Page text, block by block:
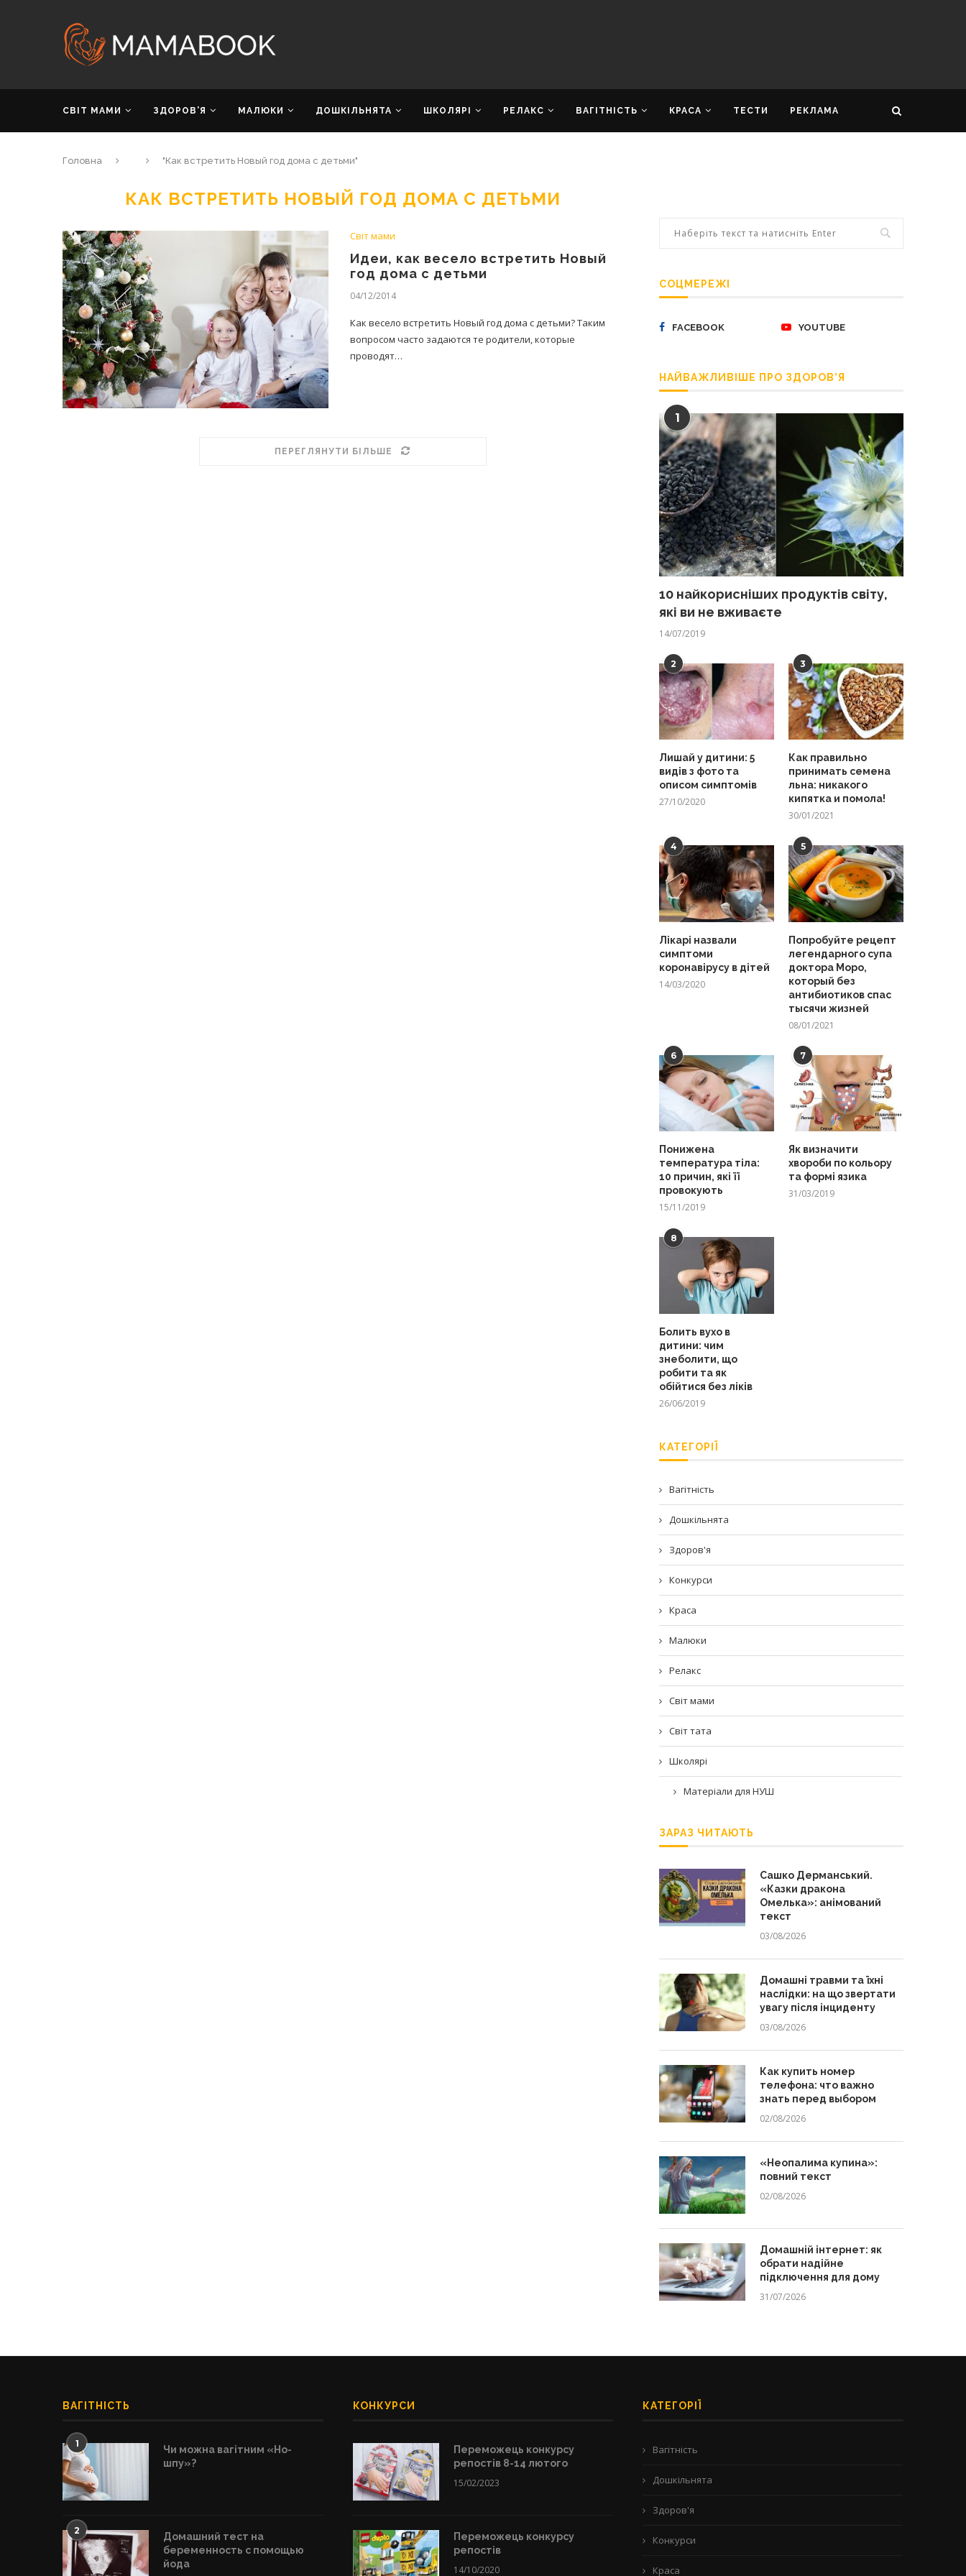
СВІТ МАМИ ЗДОРОВ’Я МАЛЮКИ ДОШКІЛЬНЯТА ШКОЛЯРІ РЕЛАКС ВАГІТНІСТЬ КРАСА ТЕСТИ РЕКЛАМА
Головна "Как встретить Новый год дома с детьми"
КАК ВСТРЕТИТЬ НОВЫЙ ГОД ДОМА С ДЕТЬМИ
Світ мами
Идеи, как весело встретить Новый
год дома с детьми
04/12/2014
Как весело встретить Новый год дома с детьми? Таким
вопросом часто задаются те родители, которые
проводят…
ПЕРЕГЛЯНУТИ БІЛЬШЕ
СОЦМЕРЕЖІ
FACEBOOK YOUTUBE
НАЙВАЖЛИВІШЕ ПРО ЗДОРОВ’Я
1
10 найкорисніших продуктів світу,
які ви не вживаєте
14/07/2019
2
Лишай у дитини: 5
видів з фото та
описом симптомів
27/10/2020
3
Как правильно
принимать семена
льна: никакого
кипятка и помола!
30/01/2021
4
Лікарі назвали
симптоми
коронавірусу в дітей
14/03/2020
5
Попробуйте рецепт
легендарного супа
доктора Моро,
который без
антибиотиков спас
тысячи жизней
08/01/2021
6
Понижена
температура тіла:
10 причин, які її
провокують
15/11/2019
7
Як визначити
хвороби по кольору
та формі язика
31/03/2019
8
Болить вухо в
дитини: чим
знеболити, що
робити та як
обійтися без ліків
26/06/2019
КАТЕГОРІЇ
Вагітність
Дошкільнята
Здоров'я
Конкурси
Краса
Малюки
Релакс
Світ мами
Світ тата
Школярі
Матеріали для НУШ
ЗАРАЗ ЧИТАЮТЬ
Сашко Дерманський.
«Казки дракона
Омелька»: анімований
текст
03/08/2026
Домашні травми та їхні
наслідки: на що звертати
увагу після інциденту
03/08/2026
Как купить номер
телефона: что важно
знать перед выбором
02/08/2026
«Неопалима купина»:
повний текст
02/08/2026
Домашній інтернет: як
обрати надійне
підключення для дому
31/07/2026
ВАГІТНІСТЬ
1
Чи можна вагітним «Но-
шпу»?
2
Домашний тест на
беременность с помощью
йода
КОНКУРСИ
Переможець конкурсу
репостів 8-14 лютого
15/02/2023
Переможець конкурсу
репостів
14/10/2020
КАТЕГОРІЇ
Вагітність
Дошкільнята
Здоров'я
Конкурси
Краса